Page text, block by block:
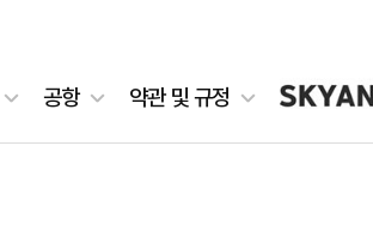
공항 약관 및 규정